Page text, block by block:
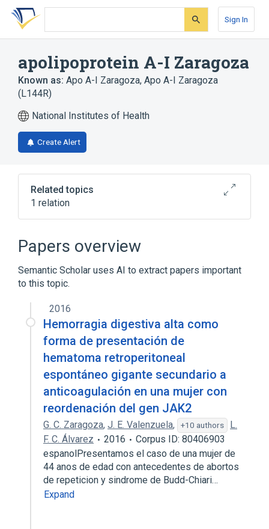
Skip
search
Skip
Skip
account
Sign In
apolipoprotein A-I Zaragoza
Known as: Apo A-I Zaragoza, Apo A-I Zaragoza
(L144R)
National Institutes of Health
Create Alert
Related topics
1 relation
Papers overview
Semantic Scholar uses AI to extract papers important
to this topic.
2016
Hemorragia digestiva alta como
forma de presentación de
hematoma retroperitoneal
espontáneo gigante secundario a
anticoagulación en una mujer con
reordenación del gen JAK2
G. C. Zaragoza, J. E. Valenzuela, +10 authors
L.
F. C. Álvarez
2016
Corpus ID: 80406903
espanolPresentamos el caso de una mujer de
44 anos de edad con antecedentes de abortos
de repeticion y sindrome de Budd-Chiari…
Expand